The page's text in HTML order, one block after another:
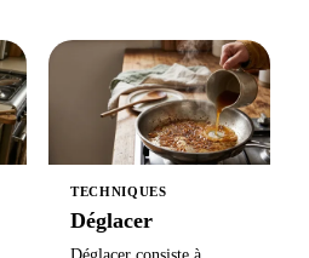
mère, mais les écoles de
l'incluent pas.
TECHNIQUES
Déglacer